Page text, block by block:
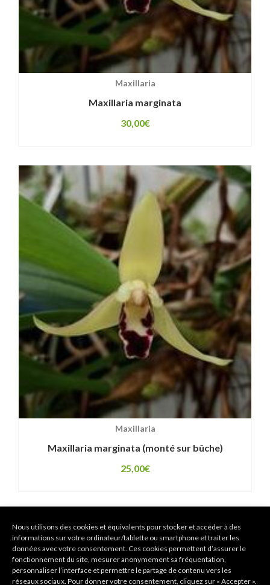
Nous utilisons des cookies et équivalents pour stocker et accéder à des
informations sur votre ordinateur/tablette ou smartphone et traiter les
données avec votre consentement. Ces cookies permettent d’assurer le
fonctionnement du site, mesurer anonymement sa fréquentation,
personnaliser l’interface et permettre le partage de contenu vers les
réseaux sociaux. Pour donner votre consentement, cliquez sur « Accepter ».
Maxillaria
Maxillaria marginata
30,00€
Maxillaria
Maxillaria marginata (monté sur bûche)
25,00€